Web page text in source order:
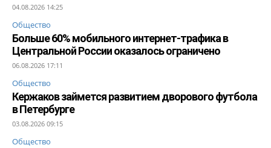
04.08.2026 14:25
Общество
Больше 60% мобильного интернет-трафика в
Центральной России оказалось ограничено
06.08.2026 17:11
Общество
Кержаков займется развитием дворового футбола
в Петербурге
03.08.2026 09:15
Общество